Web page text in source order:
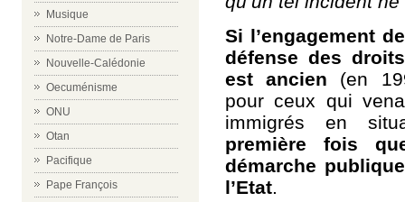
Musique
Notre-Dame de Paris
Nouvelle-Calédonie
Oecuménisme
ONU
Otan
Pacifique
Pape François
Si l’engagement
défense des
est ancien (en
pour ceux qui
immigrés en
première fois
démarche
l’Etat.